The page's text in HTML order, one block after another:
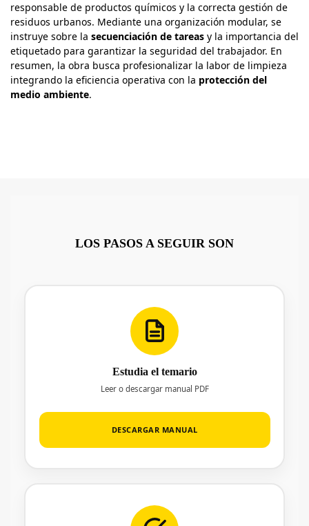
responsable de productos químicos y la correcta gestión de
residuos urbanos. Mediante una organización modular, se
instruye sobre la secuenciación de tareas y la importancia del
etiquetado para garantizar la seguridad del trabajador. En
resumen, la obra busca profesionalizar la labor de limpieza
integrando la eficiencia operativa con la protección del
medio ambiente.
LOS PASOS A SEGUIR SON
Estudia el temario
Leer o descargar manual PDF
DESCARGAR MANUAL